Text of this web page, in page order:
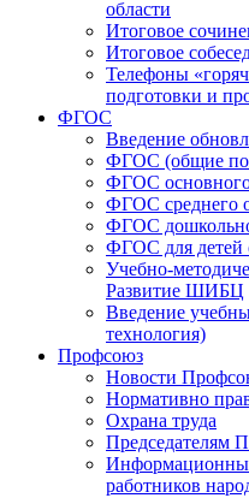
области
Итоговое
Итоговое
Телефоны
подготовки и
ФГОС
Введение
ФГОС (общие
ФГОС основного
ФГОС среднего
ФГОС
ФГОС для
Учебно-
Развитие ШИБЦ
Введение
технология)
Профсоюз
Новости
Нормативно
Охрана труда
Председателям
работников